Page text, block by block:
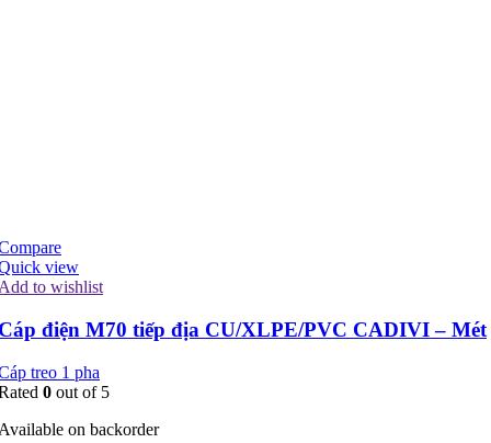
view
to wishlist
điện M70 tiếp địa CU/XLPE/PVC CADIVI – Mét
treo 1 pha
0 out of 5
on backorder